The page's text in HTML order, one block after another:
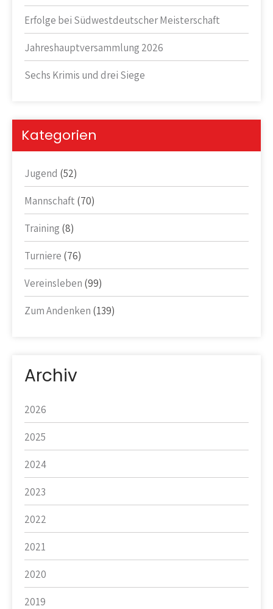
Erfolge bei Südwestdeutscher Meisterschaft
Jahreshauptversammlung 2026
Sechs Krimis und drei Siege
Kategorien
Jugend (52)
Mannschaft (70)
Training (8)
Turniere (76)
Vereinsleben (99)
Zum Andenken (139)
Archiv
2026
2025
2024
2023
2022
2021
2020
2019